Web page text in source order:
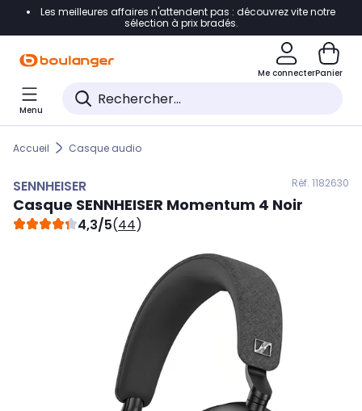
Accéder directement à la navigation
Accéder directement au pied de page
Accéder directement au chatbot
Les meilleures affaires n'attendent pas : découvrez vite notre
sélection à prix bradés.
Me connecterPanier
Menu
Accueil Casque audio
SENNHEISER Réf. 1182630
Casque SENNHEISER Momentum 4 Noir
4,3/5(44)